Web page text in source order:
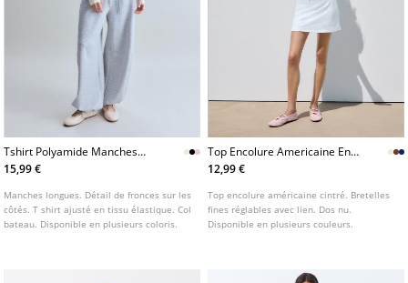
Tshirt Polyamide Manches
Longues Fronce
15,99 €
Manches longues. Détail de fronces sur les
côtés. T shirt ajusté en tissu élastique. Col
bateau. Disponible en plusieurs coloris.
Top Encolure Americaine En
Maille
12,99 €
Top encolure américaine cintré. Bretelles
fines réglables avec lien. Dos nu.
Disponible en plusieurs couleurs.